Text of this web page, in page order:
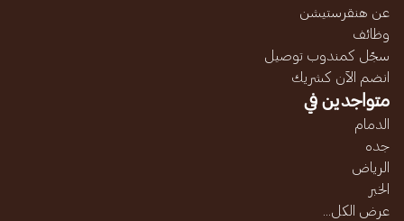
عن هنقرستيشن
وظائف
سجّل كمندوب توصيل
انضم الآن كشريك
متواجدين في
الدمام
جده
الرياض
الخبر
عرض الكل...